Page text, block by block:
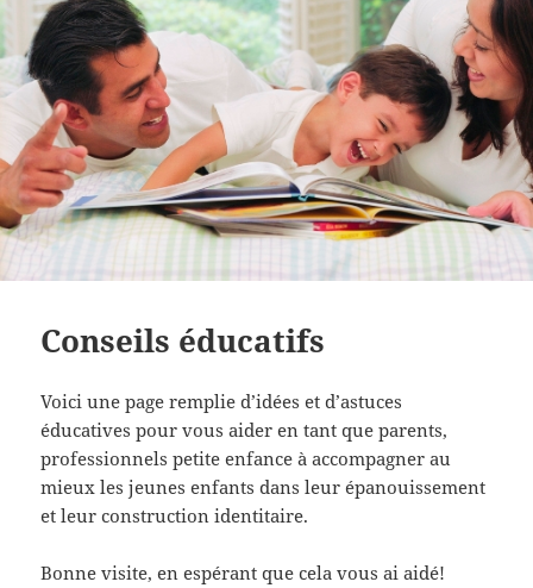
Conseils éducatifs
Voici une page remplie d’idées et d’astuces
éducatives pour vous aider en tant que parents,
professionnels petite enfance à accompagner au
mieux les jeunes enfants dans leur épanouissement
et leur construction identitaire.
Bonne visite, en espérant que cela vous ai aidé!